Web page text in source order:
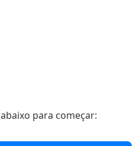
abaixo para começar: